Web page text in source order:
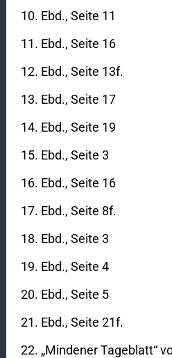
Ebd., Seite 11
Ebd., Seite 16
Ebd., Seite 13f.
Ebd., Seite 17
Ebd., Seite 19
Ebd., Seite 3
Ebd., Seite 16
Ebd., Seite 8f.
Ebd., Seite 3
Ebd., Seite 4
Ebd., Seite 5
Ebd., Seite 21f.
„Mindener Tageblatt“